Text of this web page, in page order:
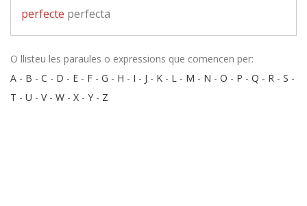
perfecte perfecta
O llisteu les paraules o expressions que comencen per:
A - B - C - D - E - F - G - H - I - J - K - L - M - N - O - P - Q - R - S -
T - U - V- W - X - Y - Z